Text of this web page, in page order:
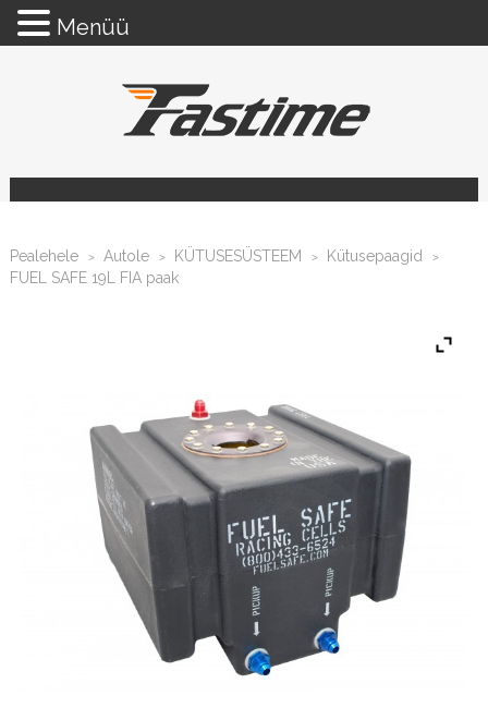
Pealehele > Autole > KÜTUSESÜSTEEM > Kütusepaagid >
FUEL SAFE 19L FIA paak
Menüü